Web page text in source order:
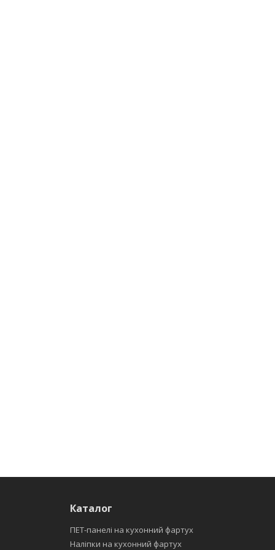
Каталог
ПЕТ-панелі на кухонний фартух
Наліпки на кухонний фартух